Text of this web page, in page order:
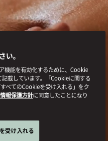
。
機能を有効化するために、Cookie
載しています。「Cookieに関する
べてのCookieを受け入れる」をク
報保護方針に同意したことになり
受け入れる